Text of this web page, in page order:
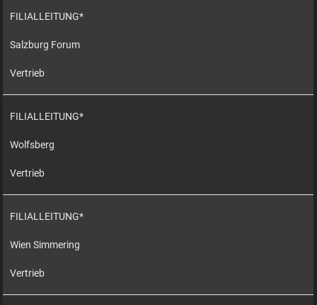
FILIALLEITUNG*
Salzburg Forum
Vertrieb
FILIALLEITUNG*
Wolfsberg
Vertrieb
FILIALLEITUNG*
Wien Simmering
Vertrieb